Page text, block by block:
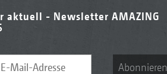
aktuell - Newsletter AMAZING
Abonnieren